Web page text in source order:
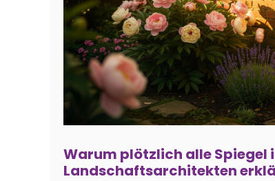
Warum plötzlich alle Spiegel
Landschaftsarchitekten